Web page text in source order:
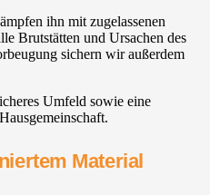
ihn mit zugelassenen
Brutstätten und Ursachen des
sichern wir außerdem
Umfeld sowie eine
Material